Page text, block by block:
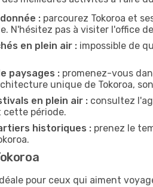
: parcourez Tokoroa et
N'hésitez pas à visiter l'office
en plein air : impossible de
paysages : promenez-vous
unique de Tokoroa,
en plein air : consultez
période.
historiques : prenez le
pour ceux qui aiment